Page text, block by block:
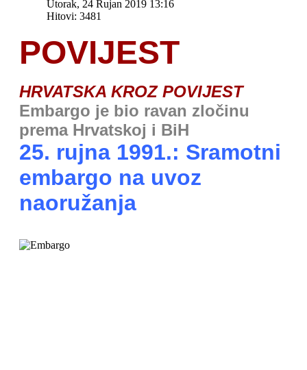
Utorak, 24 Rujan 2019 13:16
Hitovi: 3481
POVIJEST
HRVATSKA KROZ POVIJEST
Embargo je bio ravan zločinu
prema Hrvatskoj i BiH
25. rujna 1991.: Sramotni
embargo na uvoz
naoružanja